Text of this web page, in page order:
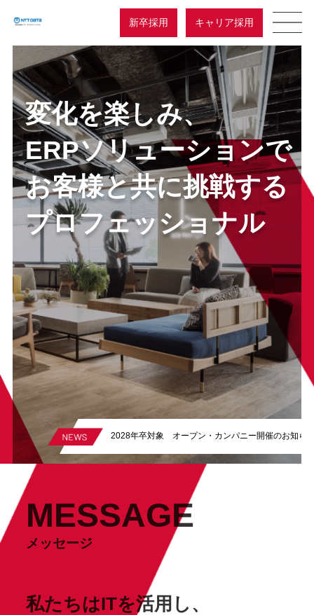
新卒採用 キャリア採用
変化を楽しみ、
ERPソリューションで
お客様と共に挑戦する
プロフェッショナル
2028年卒対象 オープン・カンパニー開催のお知ら
MESSAGE
メッセージ
私たちはITを活用し、